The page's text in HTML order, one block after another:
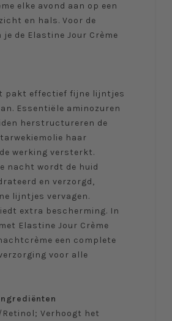
elke avond aan op een
en hals. Voor de
de Elastine Jour Crème
pakt effectief fijne lijntjes
Essentiële aminozuren
herstructureren de
haar
werking versterkt.
nacht wordt de huid
en verzorgd,
lijntjes vervagen.
extra bescherming. In
Elastine Jour Crème
een complete
voor alle
Verhoogt het